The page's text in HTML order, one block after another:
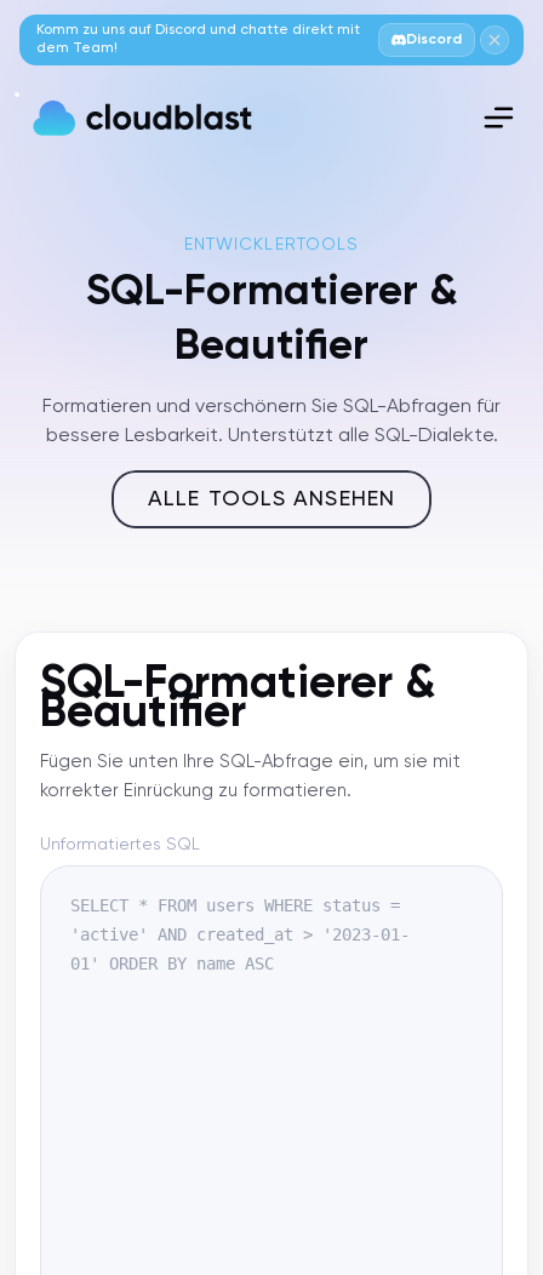
Komm zu uns auf Discord und chatte direkt mit
dem Team!
Discord
ENTWICKLERTOOLS
SQL-Formatierer &
Beautifier
Formatieren und verschönern Sie SQL-Abfragen für
bessere Lesbarkeit. Unterstützt alle SQL-Dialekte.
ALLE TOOLS ANSEHEN
SQL-Formatierer &
Beautifier
Fügen Sie unten Ihre SQL-Abfrage ein, um sie mit
korrekter Einrückung zu formatieren.
Unformatiertes SQL